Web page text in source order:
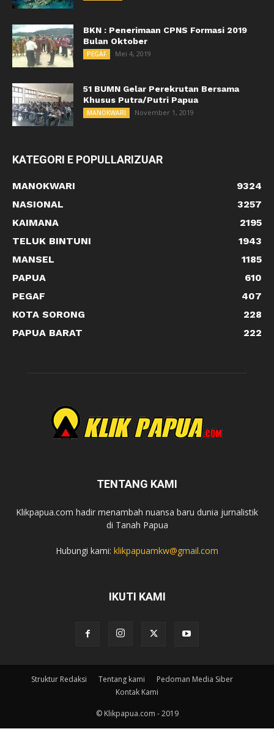
BKN : Penerimaan CPNS Formasi 2019
Bulan Oktober
PEGAF Mei 4, 2019
51 BUMN Gelar Perekrutan Bersama
Khusus Putra/Putri Papua
MANOKWARI November 1, 2019
KATEGORI E POPULLARIZUAR
MANOKWARI
9324
NASIONAL
3257
KAIMANA
2195
TELUK BINTUNI
1943
MANSEL
1185
PAPUA
610
PEGAF
407
KOTA SORONG
228
PAPUA BARAT
222
TENTANG KAMI
Klikpapua.com hadir menambah nuansa baru dunia jurnalistik
di Tanah Papua
Hubungi kami: klikpapuamkw@gmail.com
IKUTI KAMI
Struktur Redaksi Tentang kami
Pedoman Media Siber
Kontak Kami
© Klikpapua.com - 2019